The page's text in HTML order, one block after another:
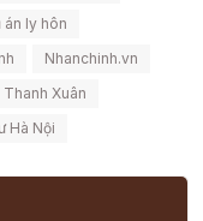
án ly hôn
Nhanchinh.vn
Thanh Xuân
Hà Nội